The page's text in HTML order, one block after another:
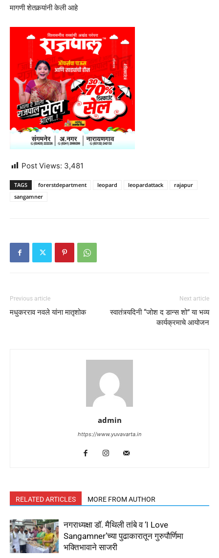
मागणी शेतकर्‍यांनी केली आहे
Post Views: 3,481
TAGS forerstdepartment leopard leopardattack
rajapur
sangamner
Previous article
मधुकरराव नवले यांना मातृशोक
Next article
स्वातंत्र्यदिनी “जोश द डान्स शो” या भव्य
कार्यक्रमाचे आयोजन
admin
https://www.yuvavarta.in
RELATED ARTICLES MORE FROM AUTHOR
नगराध्यक्षा डॉ. मैथिली तांबे व ‘I Love
Sangamner’च्या पुढाकारातून गुरुपौर्णिमा
भक्तिभावाने साजरी